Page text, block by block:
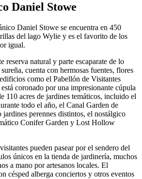
Daniel Stowe
Daniel Stowe se encuentra en 450
del lago Wylie y es el favorito de los
igual.
reserva natural y parte escaparate de lo
cuenta con hermosas fuentes, flores
como el Pabellón de Visitantes
coronado por una impresionante cúpula
110 acres de jardines temáticos, incluido el
todo el año, el Canal Garden de
perennes distintos, el nostálgico
Conifer Garden y Lost Hollow
pueden pasear por el sendero del
únicos en la tienda de jardinería, muchos
a mano por artesanos locales. El
césped alberga conciertos y otros eventos